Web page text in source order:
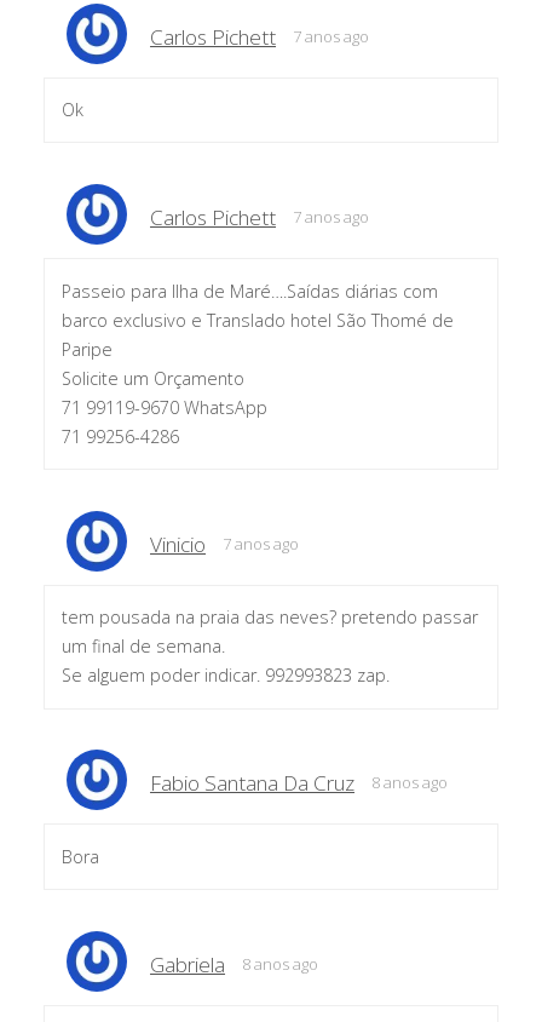
Carlos Pichett 7 anos ago
Ok
Carlos Pichett 7 anos ago
Passeio para Ilha de Maré….Saídas diárias com
barco exclusivo e Translado hotel São Thomé de
Paripe
Solicite um Orçamento
71 99119-9670 WhatsApp
71 99256-4286
Vinicio 7 anos ago
tem pousada na praia das neves? pretendo passar
um final de semana.
Se alguem poder indicar. 992993823 zap.
Fabio Santana Da Cruz 8 anos ago
Bora
Gabriela 8 anos ago